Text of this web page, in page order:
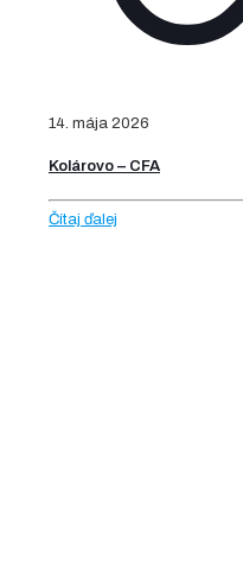
14. mája 2026
Kolárovo – CFA
Čítaj ďalej